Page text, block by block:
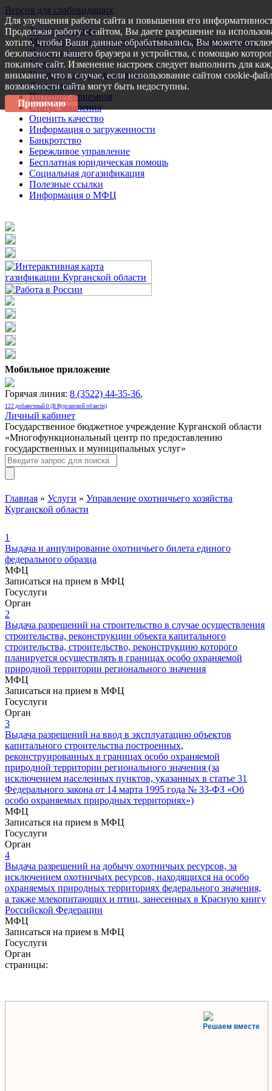
Версия для слабовидящих
Запись на прием
Меры поддержки участникам СВО и членам их семей
Пресс-центр
Услуги
Услуги в электронном виде
Документы
Интернет-приемная
Статус заявления
Оценить качество
Информация о загруженности
Банкротство
Бережливое управление
Бесплатная юридическая помощь
Социальная догазификация
Полезные ссылки
Информация о МФЦ
Мобильное приложение
Горячая линия: 8 (3522) 44-35-36,
122 добавочный 0 (В Курганской области)
Личный кабинет
Государственное бюджетное учреждение Курганской области
«Многофункциональный центр по предоставлению
государственных и муниципальных услуг»
Главная » Услуги » Управление охотничьего хозяйства
Курганской области
1
Выдача и аннулирование охотничьего билета единого
федерального образца
МФЦ
Записаться на прием в МФЦ
Госуслуги
Орган
2
Выдача разрешений на строительство в случае осуществления
строительства, реконструкции объекта капитального
строительства, строительство, реконструкцию которого
планируется осуществлять в границах особо охраняемой
природной территории регионального значения
МФЦ
Записаться на прием в МФЦ
Госуслуги
Орган
3
Выдача разрешений на ввод в эксплуатацию объектов
капитального строительства построенных,
реконструированных в границах особо охраняемой
природной территории регионального значения (за
исключением населенных пунктов, указанных в статье 31
Федерального закона от 14 марта 1995 года № 33-ФЗ «Об
особо охраняемых природных территориях»)
МФЦ
Записаться на прием в МФЦ
Госуслуги
Орган
4
Выдача разрешений на добычу охотничьих ресурсов, за
исключением охотничьих ресурсов, находящихся на особо
охраняемых природных территориях федерального значения,
а также млекопитающих и птиц, занесенных в Красную книгу
Российской Федерации
МФЦ
Записаться на прием в МФЦ
Госуслуги
Орган
страницы:
Решаем вместе
Для улучшения работы сайта и повышения его
Продолжая работу с сайтом, Вы даете разрешение на
хотите, чтобы Ваши данные обрабатывались, Вы можете
безопасности вашего браузера и устройства, с помощью
покиньте сайт. Изменение настроек следует выполнить для
внимание, что в случае, если использование сайтом cookie-
возможности сайта могут быть недоступны.
Принимаю